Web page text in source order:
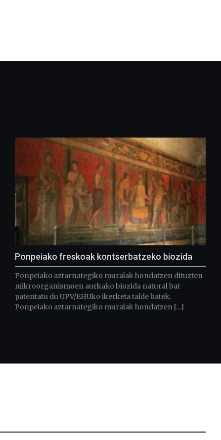
Ponpeiako freskoak kontserbatzeko biozida
Ponpeiako aztarnategiko muralak hondatzen dituzten
mikroorganismoen aurkako biozida natural bat
patentatu du UPV/EHUko ikerketa talde batek.
Ponpeiako aztarnategiko muralak hondatzen […]